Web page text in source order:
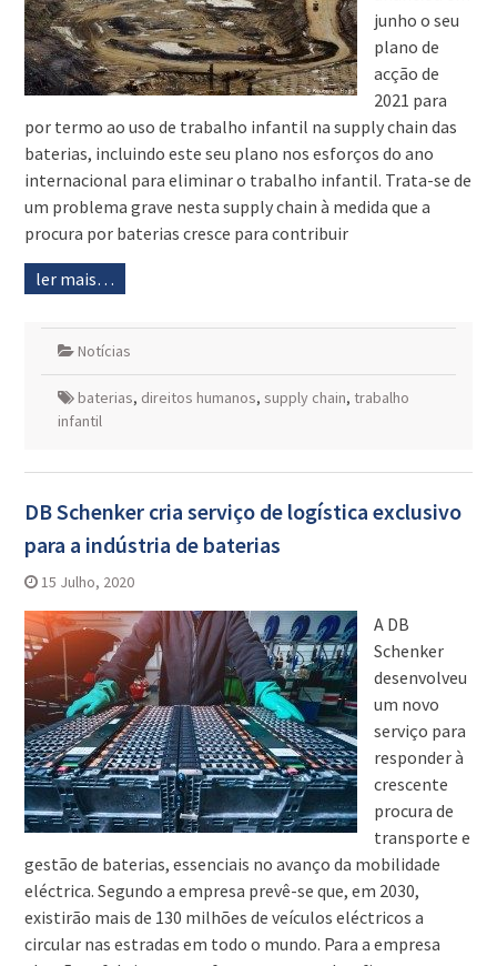
junho o seu
plano de
acção de
2021 para
por termo ao uso de trabalho infantil na supply chain das
baterias, incluindo este seu plano nos esforços do ano
internacional para eliminar o trabalho infantil. Trata-se de
um problema grave nesta supply chain à medida que a
procura por baterias cresce para contribuir
ler mais…
Notícias
baterias, direitos humanos, supply chain, trabalho
infantil
DB Schenker cria serviço de logística exclusivo
para a indústria de baterias
15 Julho, 2020
A DB
Schenker
desenvolveu
um novo
serviço para
responder à
crescente
procura de
transporte e
gestão de baterias, essenciais no avanço da mobilidade
eléctrica. Segundo a empresa prevê-se que, em 2030,
existirão mais de 130 milhões de veículos eléctricos a
circular nas estradas em todo o mundo. Para a empresa